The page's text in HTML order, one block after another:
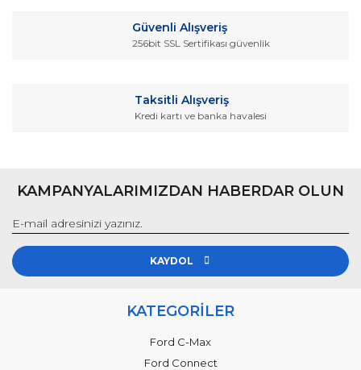
Güvenli Alışveriş
256bit SSL Sertifikası güvenlik
Taksitli Alışveriş
Kredi kartı ve banka havalesi
KAMPANYALARIMIZDAN HABERDAR OLUN
KAYDOL
KATEGORİLER
Ford C-Max
Ford Connect